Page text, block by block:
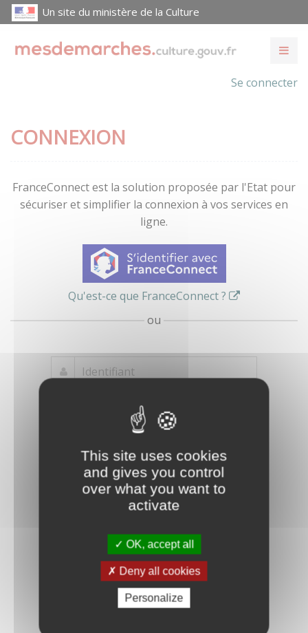
This site uses cookies
and gives you control
over what you want to
activate
OK, accept all
Deny all cookies
Personalize
Un site du ministère de la Culture
Se connecter
CONNEXION
FranceConnect est la solution proposée par l'Etat pour
sécuriser et simplifier la connexion à vos services en
ligne.
Qu'est-ce que FranceConnect ?
ou
oublié ?
compte
Connexion